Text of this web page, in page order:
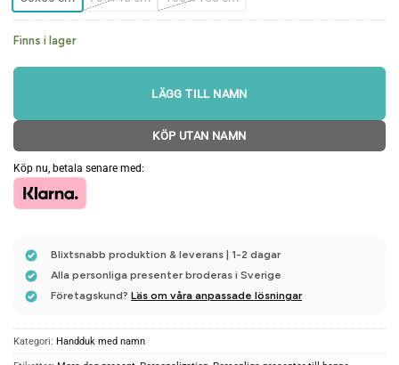
Finns i lager
LÄGG TILL NAMN
KÖP UTAN NAMN
Köp nu, betala senare med:
Blixtsnabb produktion & leverans | 1-2 dagar
Alla personliga presenter broderas i Sverige
Företagskund?Läs om våra anpassade lösningar
Kategori: Handduk med namn